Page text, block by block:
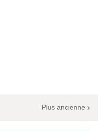
Plus ancienne